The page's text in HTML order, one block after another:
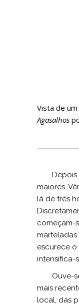
Vista de
Agasalhos
maiores.
lá de três
começam-
escurece
intensifica-
Ouve-
mais
local, das